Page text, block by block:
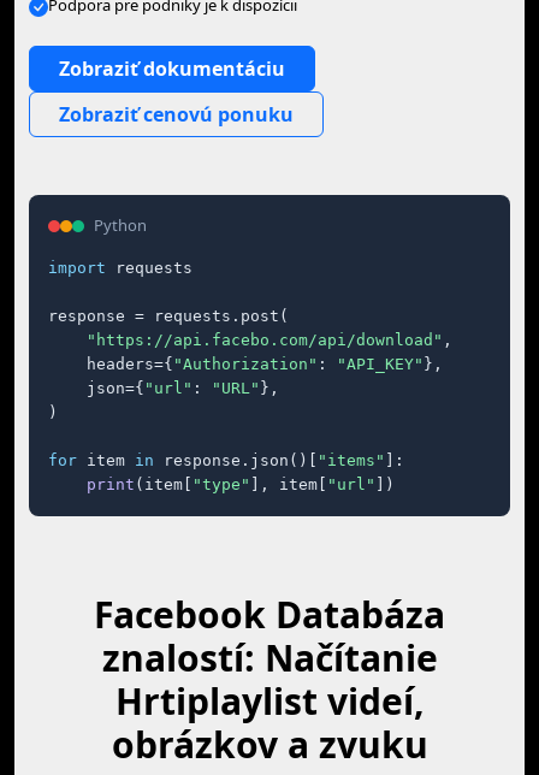
Podpora pre podniky je k dispozícii
Zobraziť dokumentáciu
Zobraziť cenovú ponuku
Python
import requests
response = requests.post(
"https://api.facebo.com/api/download" ,
    headers={
"Authorization" : "API_KEY" },
    json={
"url" : "URL" },
)
for item in response.json()[ "items"
]:
print (item[ "type" ], item[ "url" ])
Facebook Databáza
znalostí: Načítanie
Hrtiplaylist videí,
obrázkov a zvuku